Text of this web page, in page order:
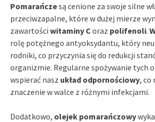
Pomarańczesą cenione za swoje silne
przeciwzapalne, które w dużej mierze
zawartości witaminy C oraz polifenoli.
rolę potężnego antyoksydantu, który
rodniki, co przyczynia się do redukcji
organizmie. Regularne spożywanie tych
wspierać nasz układ odpornościowy, co
znaczenie w walce z różnymi infekcjami.
Dodatkowo, olejek pomarańczowy